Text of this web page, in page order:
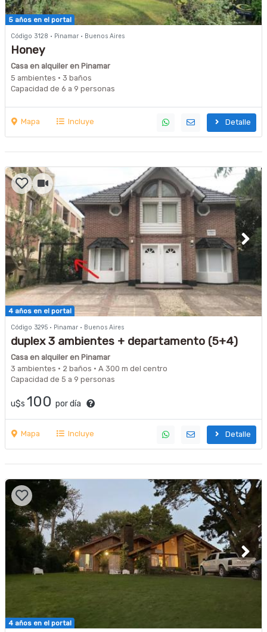
5 años en el portal
Código 3128 · Pinamar · Buenos Aires
Honey
Casa en alquiler en Pinamar
5 ambientes · 3 baños
Capacidad de 6 a 9 personas
Mapa Incluye Detalle
4 años en el portal
Código 3295 · Pinamar · Buenos Aires
duplex 3 ambientes + departamento (5+4)
Casa en alquiler en Pinamar
3 ambientes · 2 baños · A 300 m del centro
Capacidad de 5 a 9 personas
u$s 100 por día
Mapa Incluye Detalle
4 años en el portal